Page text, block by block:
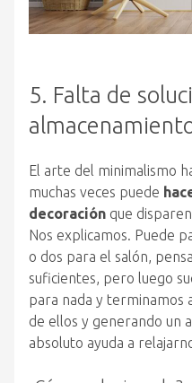
5. Falta de
El arte del minimalismo
muchas veces puede
decoración que
Nos explicamos. Puede
o dos para el salón,
suficientes, pero luego
para nada y terminamos
de ellos y generando un
absoluto ayuda a